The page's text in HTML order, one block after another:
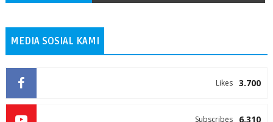
MEDIA SOSIAL KAMI
3.700
Likes
6.310
Subscribes